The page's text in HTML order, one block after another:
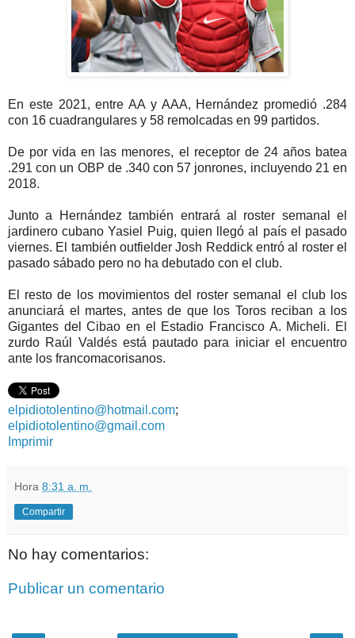
En este 2021, entre AA y AAA, Hernández promedió .284
con 16 cuadrangulares y 58 remolcadas en 99 partidos.
De por vida en las menores, el receptor de 24 años batea
.291 con un OBP de .340 con 57 jonrones, incluyendo 21 en
2018.
Junto a Hernández también entrará al roster semanal el
jardinero cubano Yasiel Puig, quien llegó al país el pasado
viernes. El también outfielder Josh Reddick entró al roster el
pasado sábado pero no ha debutado con el club.
El resto de los movimientos del roster semanal el club los
anunciará el martes, antes de que los Toros reciban a los
Gigantes del Cibao en el Estadio Francisco A. Micheli. El
zurdo Raúl Valdés está pautado para iniciar el encuentro
ante los francomacorisanos.
elpidiotolentino@hotmail.com;
elpidiotolentino@gmail.com
Imprimir
Hora 8:31 a. m.
Compartir
No hay comentarios:
Publicar un comentario